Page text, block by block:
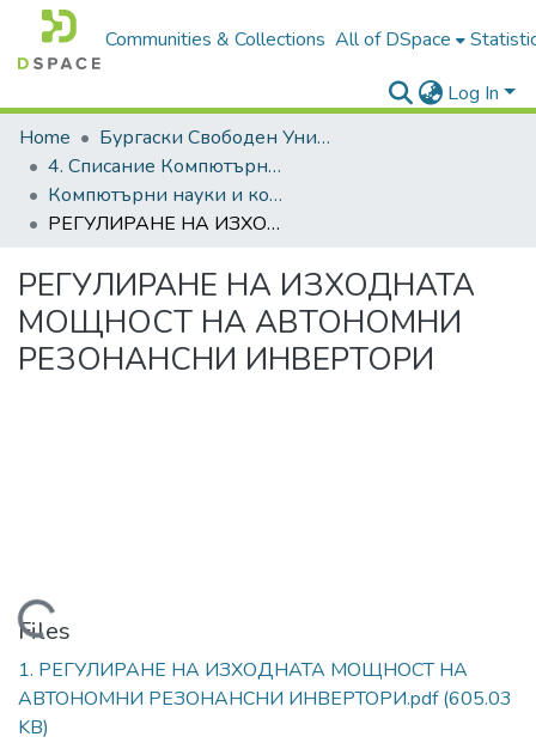
Communities & Collections All of DSpace
Log In
Home
Бургаски Свободен Университет | Burgas Free University
4. Списание Компютърни науки и комуникации | Journal of Computer Science and Communications
Компютърни науки и комуникации, 2021, Том 10, Брой 1
РЕГУЛИРАНЕ НА ИЗХОДНАТА МОЩНОСТ НА АВТОНОМНИ РЕЗОНАНСНИ ИНВЕРТОРИ
РЕГУЛИРАНЕ НА ИЗХОДНАТА
МОЩНОСТ НА АВТОНОМНИ
РЕЗОНАНСНИ ИНВЕРТОРИ
Loading...
Files
1. РЕГУЛИРАНЕ НА ИЗХОДНАТА МОЩНОСТ НА
АВТОНОМНИ РЕЗОНАНСНИ ИНВЕРТОРИ.pdf(605.03
KB)